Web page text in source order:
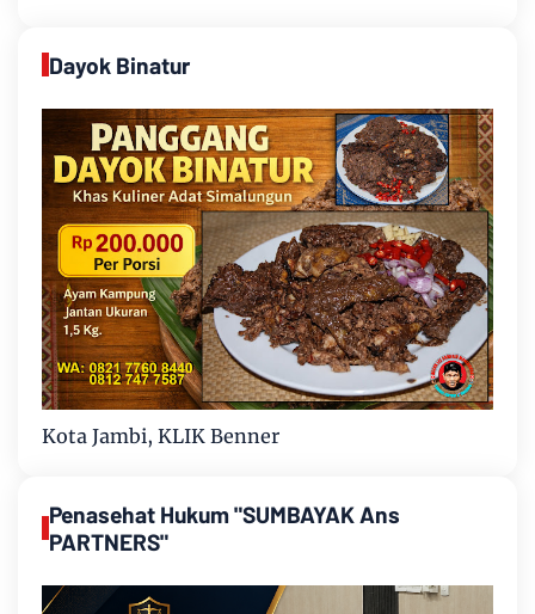
Dayok Binatur
Kota Jambi, KLIK Benner
Penasehat Hukum "SUMBAYAK Ans
PARTNERS"